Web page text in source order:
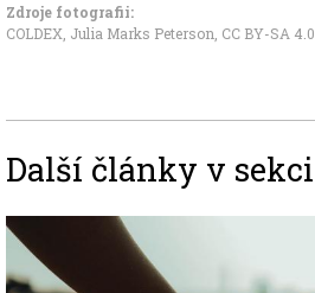
Zdroje fotografii:
COLDEX, Julia Marks Peterson CC BY-SA 4.0
Další články v sekci
Image